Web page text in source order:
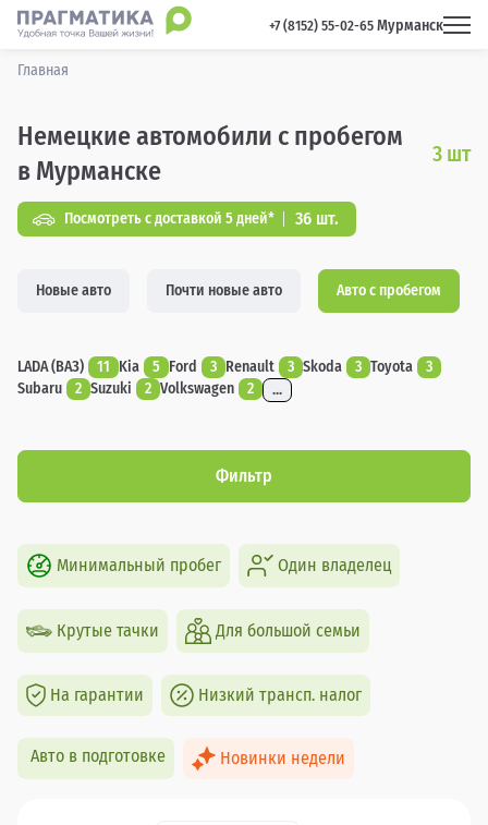
+7 (8152) 55-02-65 Мурманск
Главная
Немецкие автомобили с пробегом
в Мурманске
3 шт
Посмотреть с доставкой 5 дней* 36 шт.
Новые авто Почти новые авто Авто с пробегом
LADA (ВАЗ) 11 Kia 5 Ford 3 Renault 3 Skoda 3 Toyota
3
Subaru
2 Suzuki 2 Volkswagen 2 ...
Фильтр
Минимальный пробег Один владелец
Крутые тачки Для большой семьи
На гарантии Низкий трансп. налог
Авто в подготовке Новинки недели